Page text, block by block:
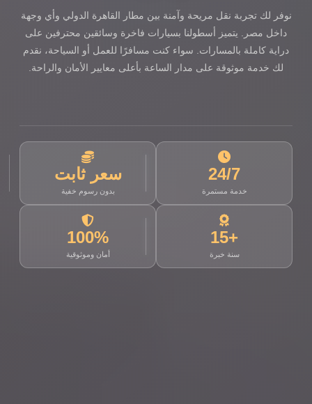
نوفر لك تجربة نقل مريحة وآمنة بين مطار القاهرة الدولي وأي وجهة
داخل مصر. يتميز أسطولنا بسيارات فاخرة وسائقين محترفين على
دراية كاملة بالمسارات. سواء كنت مسافرًا للعمل أو السياحة، نقدم
لك خدمة موثوقة على مدار الساعة بأعلى معايير الأمان والراحة.
24/7
خدمة مستمرة
سعر ثابت
بدون رسوم خفية
+15
سنة خبرة
100%
أمان وموثوقية